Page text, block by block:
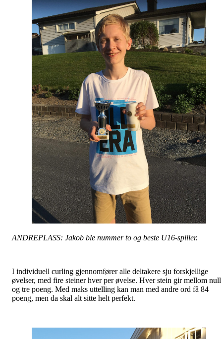
ANDREPLASS: Jakob ble nummer to og beste U16-spiller.
I individuell curling gjennomfører alle deltakere sju forskjellige
øvelser, med fire steiner hver per øvelse. Hver stein gir mellom null
og tre poeng. Med maks uttelling kan man med andre ord få 84
poeng, men da skal alt sitte helt perfekt.